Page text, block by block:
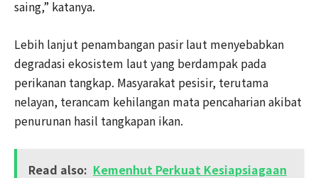
saing,” katanya.
Lebih lanjut penambangan pasir laut menyebabkan
degradasi ekosistem laut yang berdampak pada
perikanan tangkap. Masyarakat pesisir, terutama
nelayan, terancam kehilangan mata pencaharian akibat
penurunan hasil tangkapan ikan.
Read also: Kemenhut Perkuat Kesiapsiagaan